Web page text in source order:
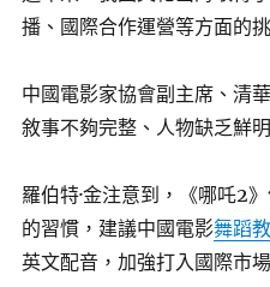
播、國際合作運營等方面的
中國電影家協會副主席、清
敘事不夠完整、人物缺乏鮮
羅伯特·金注意到，《哪吒2
的習慣，建議中國電影舞蹈
英文配音，加強打入國際市